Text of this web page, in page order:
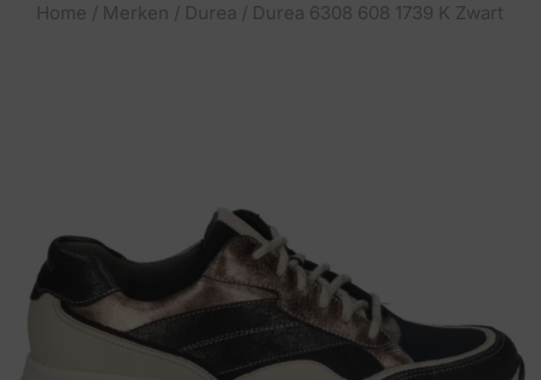
Home / Merken / Durea / Durea 6308 608 1739 K Zwart